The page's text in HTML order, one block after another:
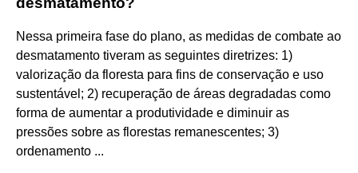
Nessa primeira fase do plano, as medidas de combate ao
desmatamento tiveram as seguintes diretrizes: 1)
valorização da floresta para fins de conservação e uso
sustentável; 2) recuperação de áreas degradadas como
forma de aumentar a produtividade e diminuir as
pressões sobre as florestas remanescentes; 3)
ordenamento ...